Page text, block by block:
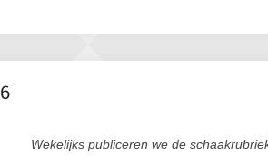
Wekelijks publiceren we de